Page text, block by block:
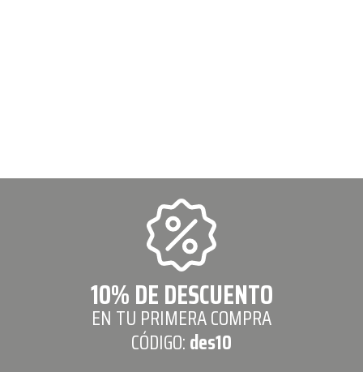
10% DE DESCUENTO
EN TU PRIMERA COMPRA
CÓDIGO:des10